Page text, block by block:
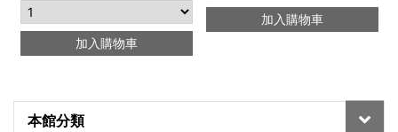
本館分類
加入購物車
加入購物車